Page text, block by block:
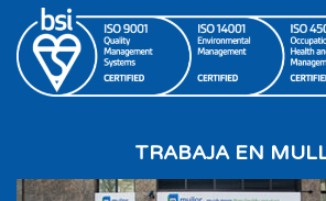
TRABAJA EN